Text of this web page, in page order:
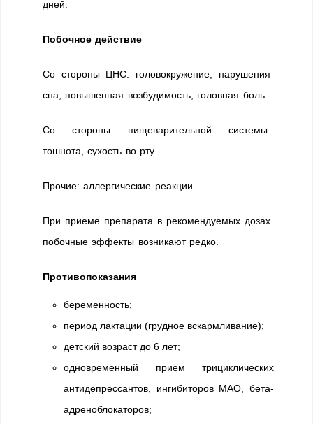
дней.
Побочное действие
Со стороны ЦНС: головокружение, нарушения
сна, повышенная возбудимость, головная боль.
Со стороны пищеварительной системы:
тошнота, сухость во рту.
Прочие: аллергические реакции.
При приеме препарата в рекомендуемых дозах
побочные эффекты возникают редко.
Противопоказания
беременность;
период лактации (грудное вскармливание);
детский возраст до 6 лет;
одновременный прием трициклических
антидепрессантов, ингибиторов МАО, бета-
адреноблокаторов;